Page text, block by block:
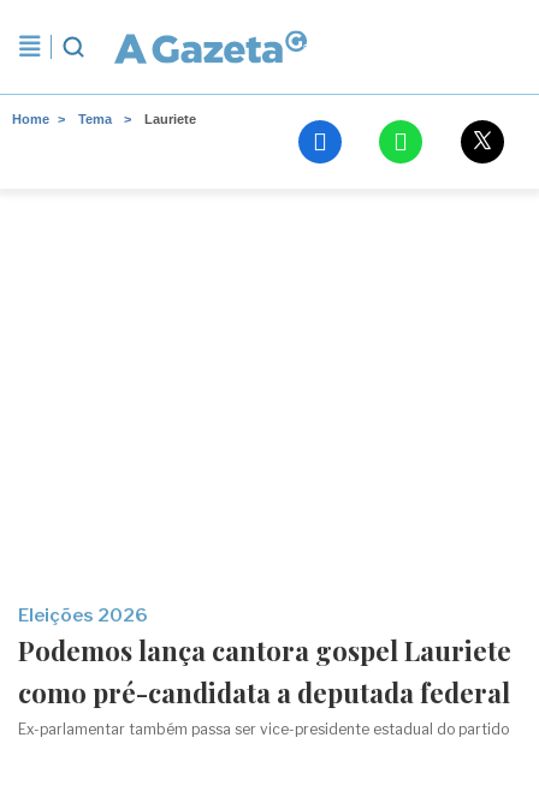
Home Tema Lauriete
Eleições 2026
Podemos lança cantora gospel Lauriete
como pré-candidata a deputada federal
Ex-parlamentar também passa ser vice-presidente estadual do partido